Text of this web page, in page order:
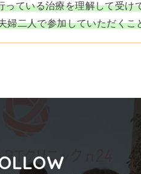
っている治療を理解して受け
婦二人で参加していただくこ